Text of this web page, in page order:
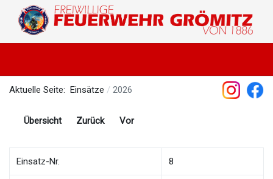
Aktuelle Seite: Einsätze 2026
Übersicht Zurück Vor
Einsatz-Nr. 8